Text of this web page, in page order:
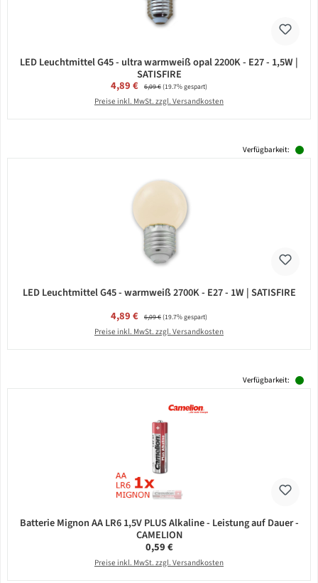
LED Leuchtmittel G45 - ultra warmweiß opal 2200K - E27 - 1,5W |
SATISFIRE
Verkaufspreis:
4,89 € Regulärer Preis:
6,09 €(19.7% gespart)
Preise inkl. MwSt. zzgl. Versandkosten
Verfügbarkeit:
LED Leuchtmittel G45 - warmweiß 2700K - E27 - 1W | SATISFIRE
Verkaufspreis:
4,89 € Regulärer Preis:
6,09 €(19.7% gespart)
Preise inkl. MwSt. zzgl. Versandkosten
Verfügbarkeit:
Batterie Mignon AA LR6 1,5V PLUS Alkaline - Leistung auf Dauer -
CAMELION
Regulärer Preis:
0,59 €
Preise inkl. MwSt. zzgl. Versandkosten